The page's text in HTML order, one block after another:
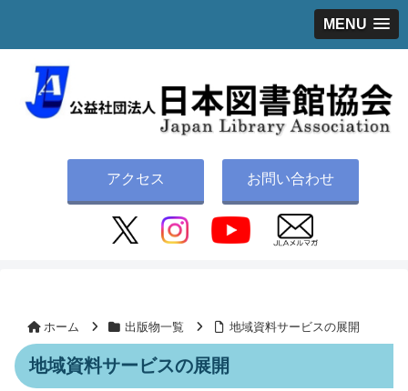
MENU
アクセス お問い合わせ
ホーム 出版物一覧 地域資料サービスの展開
地域資料サービスの展開